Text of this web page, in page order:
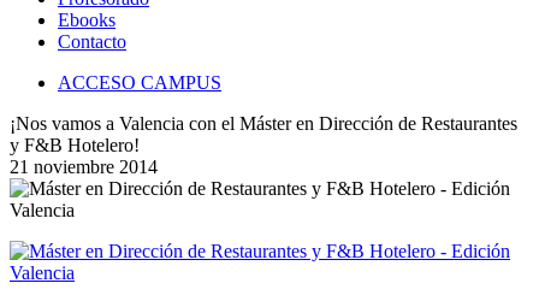
Ebooks
Contacto
ACCESO CAMPUS
¡Nos vamos a Valencia con el Máster en Dirección de Restaurantes
y F&B Hotelero!
21 noviembre 2014